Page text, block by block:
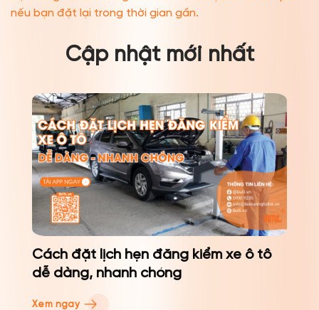
nếu bạn đặt lại trong thời gian gần.
Cập nhật mới nhất
Cách đặt lịch hẹn đăng kiểm xe ô tô
dễ dàng, nhanh chóng
Xem ngay